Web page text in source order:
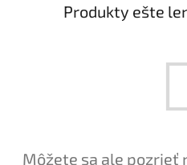
Produkty ešte
Môžete sa ale pozrieť